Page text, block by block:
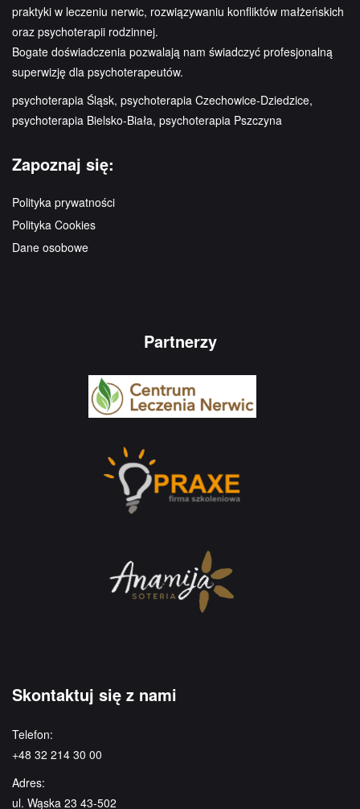
praktyki w leczeniu nerwic, rozwiązywaniu konfliktów małżeńskich
oraz psychoterapii rodzinnej.
Bogate doświadczenia pozwalają nam świadczyć profesjonalną
superwizję dla psychoterapeutów.
psychoterapia Śląsk, psychoterapia Czechowice-Dziedzice,
psychoterapia Bielsko-Biała, psychoterapia Pszczyna
Zapoznaj się:
Polityka prywatności
Polityka Cookies
Dane osobowe
Partnerzy
Skontaktuj się z nami
Telefon:
+48 32 214 30 00
Adres:
ul. Wąska 23 43-502